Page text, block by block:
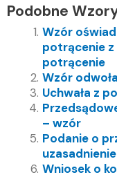
Podobne
Wzór
potrącenie z
potrącenie
Wzór
Uchwała z
– wzór
Podanie o
uzasadnienie
Wniosek o